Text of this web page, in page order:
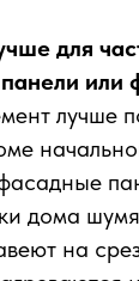
для
или
лучше
дома
на